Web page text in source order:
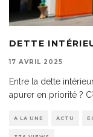
DETTE
17 AVRIL 2025
Entre la dette
apurer en priorité ?
A LA UNE ACTU